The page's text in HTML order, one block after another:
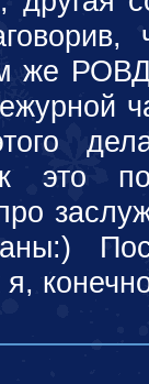
же
это
я,